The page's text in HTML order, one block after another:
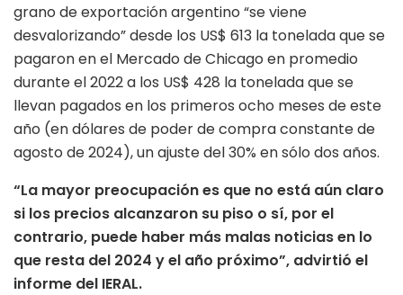
grano de exportación argentino “se viene
desvalorizando” desde los US$ 613 la tonelada que se
pagaron en el Mercado de Chicago en promedio
durante el 2022 a los US$ 428 la tonelada que se
llevan pagados en los primeros ocho meses de este
año (en dólares de poder de compra constante de
agosto de 2024), un ajuste del 30% en sólo dos años.
“La mayor preocupación es que no está aún claro
si los precios alcanzaron su piso o sí, por el
contrario, puede haber más malas noticias en lo
que resta del 2024 y el año próximo”, advirtió el
informe del IERAL.